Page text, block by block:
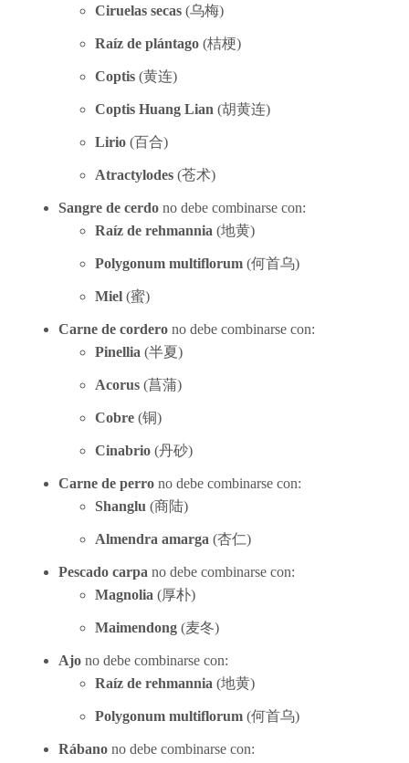
Ciruelas secas (乌梅)
Raíz de plántago (桔梗)
Coptis (黄连)
Coptis Huang Lian (胡黄连)
Lirio (百合)
Atractylodes (苍术)
Sangre de cerdo no debe combinarse con:
Raíz de rehmannia (地黄)
Polygonum multiflorum (何首乌)
Miel (蜜)
Carne de cordero no debe combinarse con:
Pinellia (半夏)
Acorus (菖蒲)
Cobre (铜)
Cinabrio (丹砂)
Carne de perro no debe combinarse con:
Shanglu (商陆)
Almendra amarga (杏仁)
Pescado carpa no debe combinarse con:
Magnolia (厚朴)
Maimendong (麦冬)
Ajo no debe combinarse con:
Raíz de rehmannia (地黄)
Polygonum multiflorum (何首乌)
Rábano no debe combinarse con: